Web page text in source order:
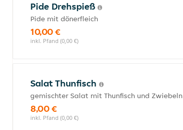
Pide Drehspieß
Pide mit dönerfleich
10,00 €
inkl. Pfand (0,00 €)
Salat Thunfisch
gemischter Salat mit Thunfisch und Zwiebeln
8,00 €
inkl. Pfand (0,00 €)